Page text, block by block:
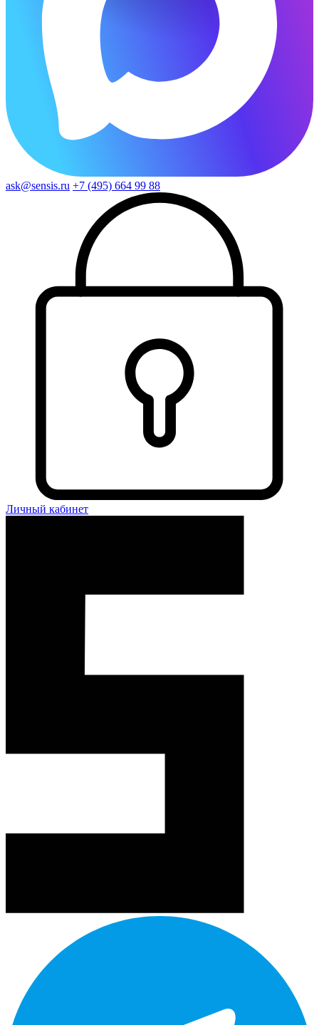
ask@sensis.ru +7 (495) 664 99 88
Личный кабинет